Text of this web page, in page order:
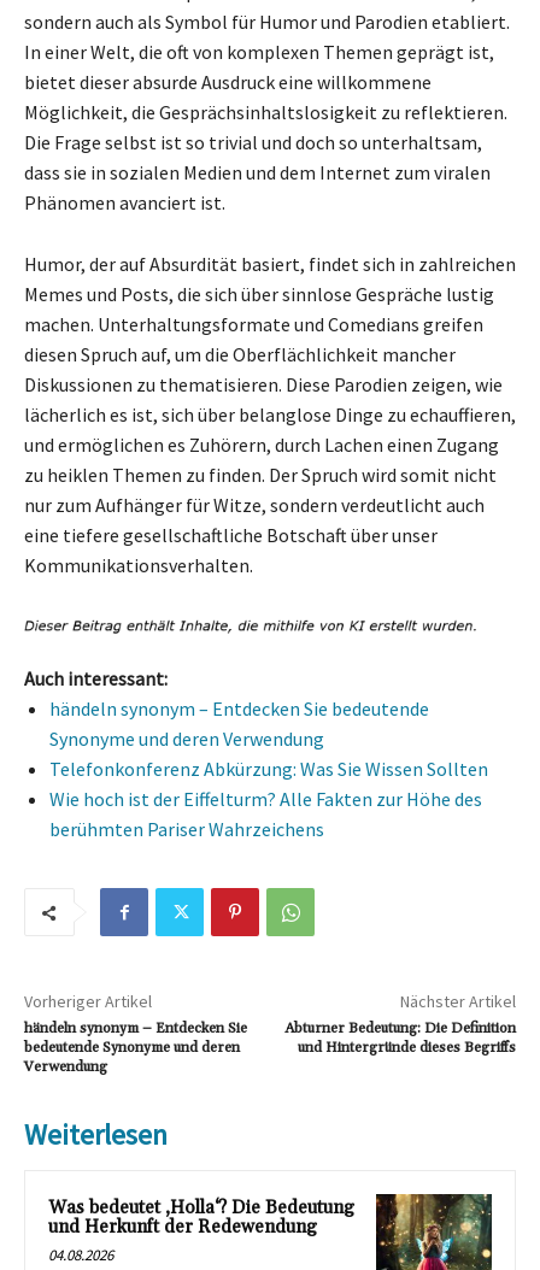
sondern auch als Symbol für Humor und Parodien etabliert.
In einer Welt, die oft von komplexen Themen geprägt ist,
bietet dieser absurde Ausdruck eine willkommene
Möglichkeit, die Gesprächsinhaltslosigkeit zu reflektieren.
Die Frage selbst ist so trivial und doch so unterhaltsam,
dass sie in sozialen Medien und dem Internet zum viralen
Phänomen avanciert ist.
Humor, der auf Absurdität basiert, findet sich in zahlreichen
Memes und Posts, die sich über sinnlose Gespräche lustig
machen. Unterhaltungsformate und Comedians greifen
diesen Spruch auf, um die Oberflächlichkeit mancher
Diskussionen zu thematisieren. Diese Parodien zeigen, wie
lächerlich es ist, sich über belanglose Dinge zu echauffieren,
und ermöglichen es Zuhörern, durch Lachen einen Zugang
zu heiklen Themen zu finden. Der Spruch wird somit nicht
nur zum Aufhänger für Witze, sondern verdeutlicht auch
eine tiefere gesellschaftliche Botschaft über unser
Kommunikationsverhalten.
Auch interessant:
händeln synonym – Entdecken Sie bedeutende
Synonyme und deren Verwendung
Telefonkonferenz Abkürzung: Was Sie Wissen Sollten
Wie hoch ist der Eiffelturm? Alle Fakten zur Höhe des
berühmten Pariser Wahrzeichens
Vorheriger Artikel
händeln synonym – Entdecken Sie
bedeutende Synonyme und deren
Verwendung
Nächster Artikel
Abturner Bedeutung: Die Definition
und Hintergründe dieses Begriffs
Weiterlesen
Was bedeutet ‚Holla‘? Die Bedeutung
und Herkunft der Redewendung
04.08.2026